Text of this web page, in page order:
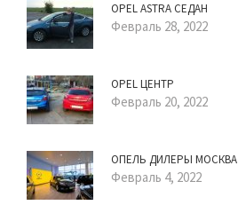
OPEL ASTRA СЕДАН
Февраль 28, 2022
OPEL ЦЕНТР
Февраль 20, 2022
ОПЕЛЬ ДИЛЕРЫ МОСКВА
Февраль 4, 2022